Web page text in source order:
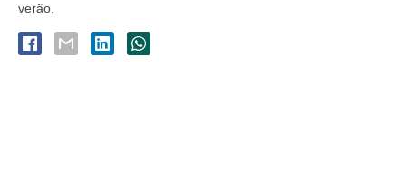
verão.